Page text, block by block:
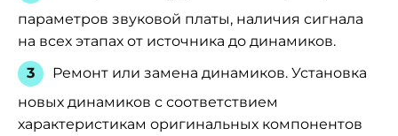
параметров звуковой платы, наличия сигнала
на всех этапах от источника до динамиков.
Ремонт или замена динамиков. Установка
новых динамиков с соответствием
характеристикам оригинальных компонентов